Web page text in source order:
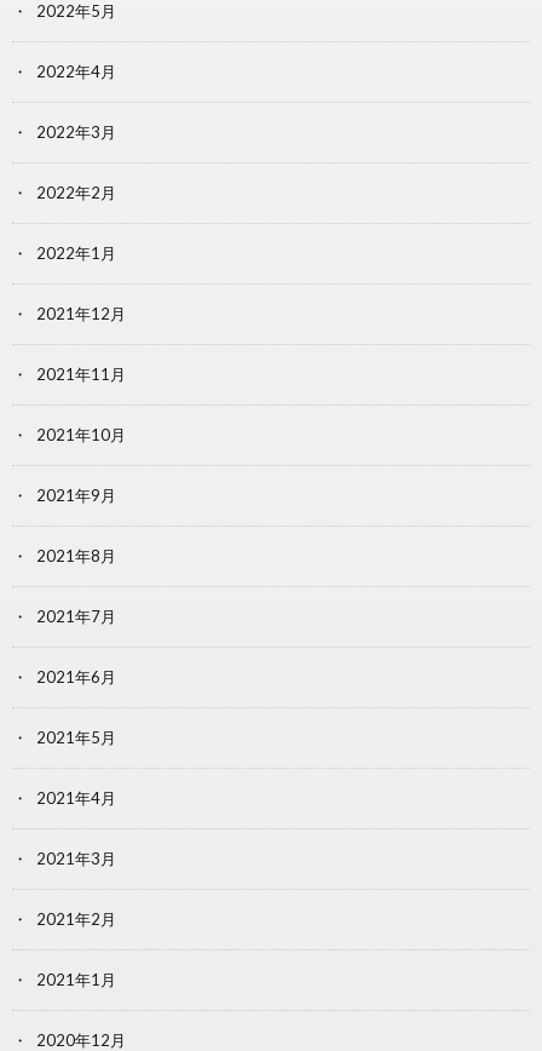
2022年5月
2022年4月
2022年3月
2022年2月
2022年1月
2021年12月
2021年11月
2021年10月
2021年9月
2021年8月
2021年7月
2021年6月
2021年5月
2021年4月
2021年3月
2021年2月
2021年1月
2020年12月